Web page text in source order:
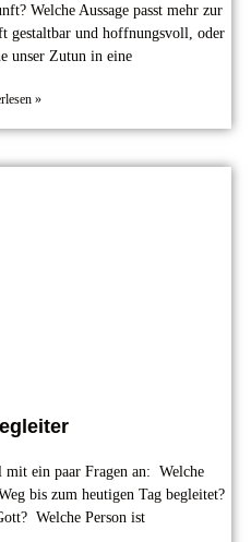
Welche Aussage passt mehr zur
gestaltbar und hoffnungsvoll, oder
unser Zutun in eine
»
mit ein paar Fragen an: Welche
bis zum heutigen Tag begleitet?
Welche Person ist